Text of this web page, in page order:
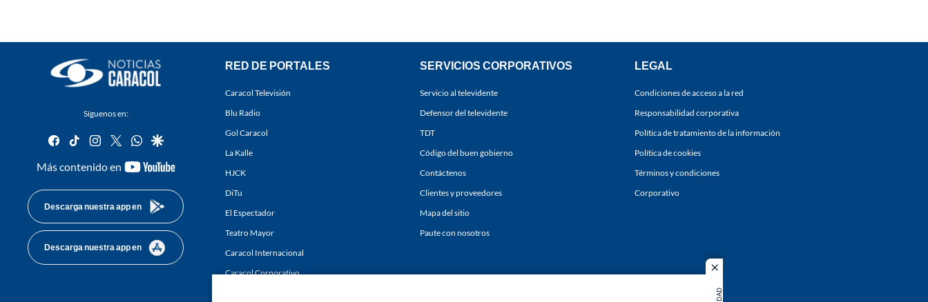
close
Síguenos en:
facebook
tiktok instagram
twitterwhatsapp
google
Más contenido en
youtube-
Descarga nuestra app en
Descarga nuestra app en
RED DE PORTALES
Caracol Televisión
Blu Radio
Gol Caracol
La Kalle
HJCK
DiTu
El Espectador
Teatro Mayor
Caracol Internacional
Caracol Corporativo
SERVICIOS CORPORATIVOS
Servicio al televidente
Defensor del televidente
TDT
Código del buen gobierno
Contáctenos
Clientes y proveedores
Mapa del sitio
Paute con nosotros
LEGAL
Condiciones de acceso a la red
Responsabilidad corporativa
Política de tratamiento de la información
Política de cookies
Términos y condiciones
Corporativo